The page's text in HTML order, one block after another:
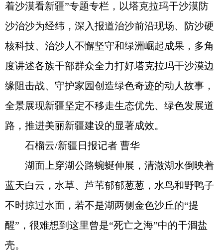
着沙漠看新疆”专题专栏，以塔克拉玛干沙漠防
沙治沙为经纬，深入报道治沙前沿现场、防沙硬
核科技、治沙人不懈坚守和绿洲崛起成果，多角
度讲述各族干部群众全力打好塔克拉玛干沙漠边
缘阻击战、守护家园创造绿色奇迹的动人故事，
全景展现新疆坚定不移走生态优先、绿色发展道
路，推进美丽新疆建设的显著成效。
石榴云/新疆日报记者 曹华
湖面上穿湖公路蜿蜒伸展，清澈湖水倒映着
蓝天白云，水草、芦苇郁郁葱葱，水鸟和野鸭子
不时掠过水面，若不是湖两侧金色沙丘的“提
醒”，很难想到这里曾是“死亡之海”中的干涸盐
壳。